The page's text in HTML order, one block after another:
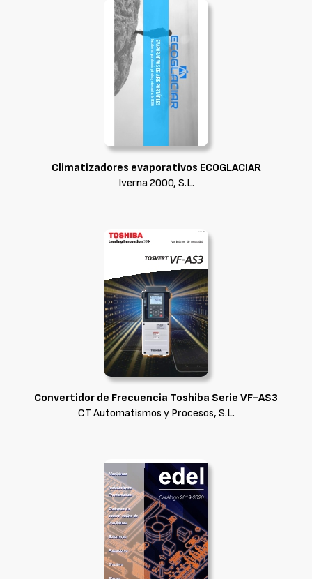
Climatizadores evaporativos ECOGLACIAR
Iverna 2000, S.L.
Convertidor de Frecuencia Toshiba Serie VF-AS3
CT Automatismos y Procesos, S.L.